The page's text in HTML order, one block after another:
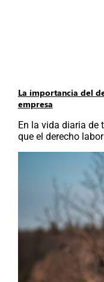
La importancia del
empresa
En la vida diaria de
que el derecho